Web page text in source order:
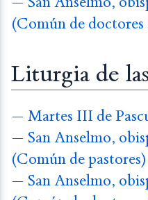
(Común de doctores
Liturgia de
— Martes III de
— San Anselmo,
(Común de pastores)
— San Anselmo,